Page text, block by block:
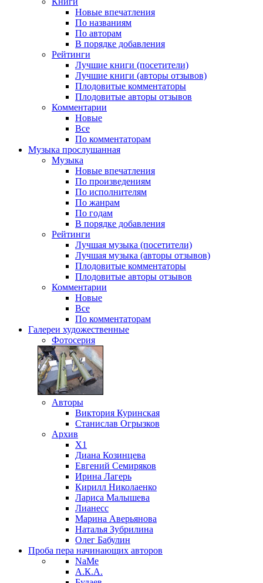
Новые впечатления
По названиям
По авторам
В порядке добавления
Рейтинги
Лучшие книги (посетители)
Лучшие книги (авторы отзывов)
Плодовитые комментаторы
Плодовитые авторы отзывов
Комментарии
Новые
Все
По комментаторам
Музыка прослушанная
Музыка
Новые впечатления
По произведениям
По исполнителям
По жанрам
По годам
В порядке добавления
Рейтинги
Лучшая музыка (посетители)
Лучшая музыка (авторы отзывов)
Плодовитые комментаторы
Плодовитые авторы отзывов
Комментарии
Новые
Все
По комментаторам
Галереи художественные
Фотосерия
Авторы
Виктория Куринская
Станислав Огрызков
Архив
X1
Диана Козинцева
Евгений Семиряков
Ирина Лагерь
Кирилл Николаенко
Лариса Малышева
Лианесс
Марина Аверьянова
Наталья Зубрилина
Олег Бабулин
Проба пера начинающих авторов
NaMe
А.К.А.